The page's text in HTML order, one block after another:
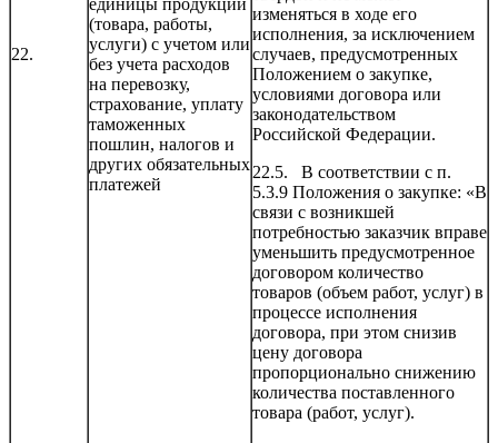
22.
(товара, работы,
услуги) с учетом или
без учета расходов
на перевозку,
страхование, уплату
таможенных
пошлин, налогов и
других обязательных
платежей
изменяться в ходе его
исполнения, за исключением
случаев, предусмотренных
Положением о закупке,
условиями договора или
законодательством
Российской Федерации.
22.5. В соответствии с п.
5.3.9 Положения о закупке: «В
связи с возникшей
потребностью заказчик вправе
уменьшить предусмотренное
договором количество
товаров (объем работ, услуг) в
процессе исполнения
договора, при этом снизив
цену договора
пропорционально снижению
количества поставленного
товара (работ, услуг).